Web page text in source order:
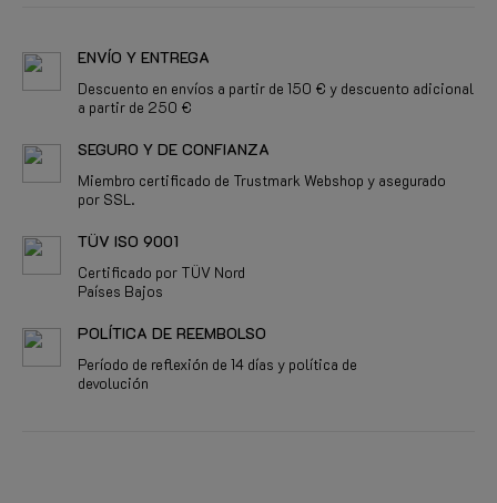
ENVÍO Y ENTREGA
Descuento en envíos a partir de 150 € y descuento adicional
a partir de 250 €
SEGURO Y DE CONFIANZA
Miembro certificado de Trustmark Webshop y asegurado
por SSL.
TÜV ISO 9001
Certificado por TÜV Nord
Países Bajos
POLÍTICA DE REEMBOLSO
Período de reflexión de 14 días y política de
devolución